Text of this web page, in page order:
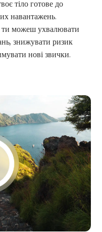
тіло готове до
навантажень.
ти можеш ухвалювати
знижувати ризик
нові звички.